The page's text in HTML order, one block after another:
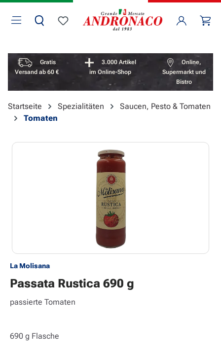
Zum Hauptinhalt springen
Du hast 0 Produkte auf dem Merkzettel
Vorteile überspringen
Gratis
Versand ab 60 €
3.000 Artikel
im Online-Shop
Online,
Supermarkt und
Bistro
Startseite Spezialitäten
Saucen, Pesto & Tomaten
Tomaten
Bildergalerie überspringen
La Molisana
Passata Rustica 690 g
passierte Tomaten
690 g Flasche